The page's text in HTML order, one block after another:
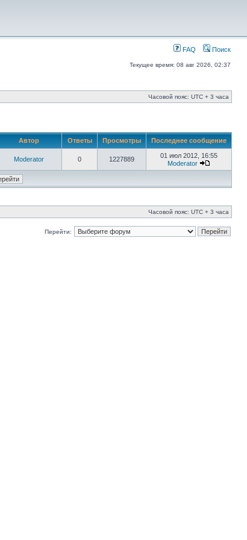
FAQ Поиск
Текущее время: 08 авг 2026, 02:37
Часовой пояс: UTC + 3 часа
Автор Ответы Просмотры Последнее сообщение
Moderator 0 1227889
01 июл 2012, 16:55
Moderator
Часовой пояс: UTC + 3 часа
Перейти: